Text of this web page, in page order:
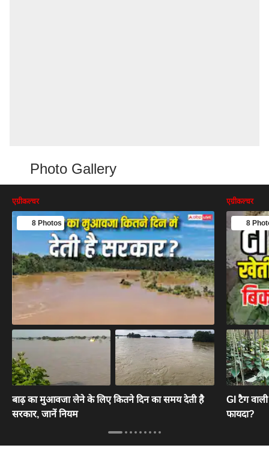
Photo Gallery
एग्रीकल्चर
8 Photos
बाढ़ का मुआवजा लेने के लिए कितने दिन का समय देती है
सरकार, जानें नियम
एग्रीकल्चर
8
GI टैग
फायदा?